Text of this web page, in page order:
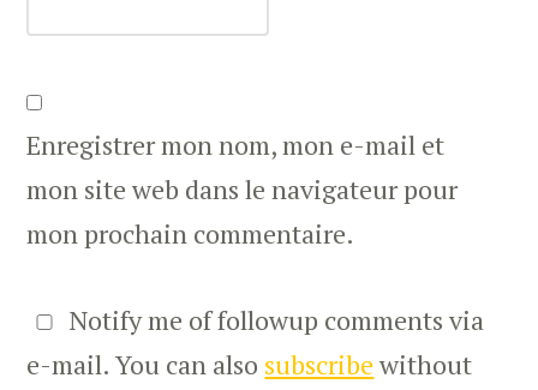
Enregistrer mon nom, mon e-mail et
mon site web dans le navigateur pour
mon prochain commentaire.
Notify me of followup comments via
e-mail. You can also subscribe without